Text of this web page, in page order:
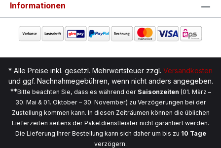
Informationen
* Alle Preise inkl. gesetzl. Mehrwertsteuer zzgl. Versandkosten
und ggf. Nachnahmegebühren, wenn nicht anders angegeben.
**Bitte beachten Sie, dass es während der Saisonzeiten (01. März –
30. Mai & 01. Oktober – 30. November) zu Verzögerungen bei der
Zustellung kommen kann. In diesen Zeiträumen können die üblichen
Lieferzeiten seitens der Paketdienstleister nicht garantiert werden.
Die Lieferung Ihrer Bestellung kann sich daher um bis zu 10 Tage
verzögern.